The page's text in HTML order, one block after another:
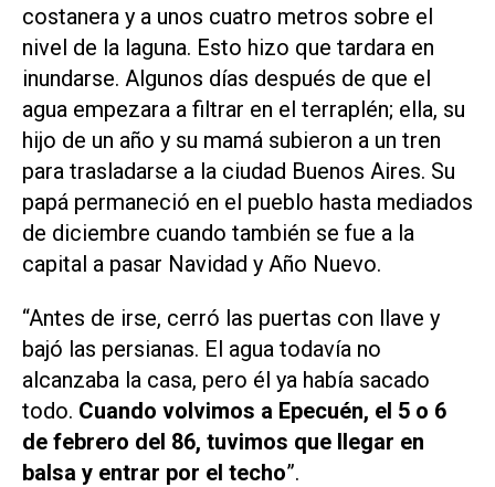
costanera y a unos cuatro metros sobre el
nivel de la laguna. Esto hizo que tardara en
inundarse. Algunos días después de que el
agua empezara a filtrar en el terraplén; ella, su
hijo de un año y su mamá subieron a un tren
para trasladarse a la ciudad Buenos Aires. Su
papá permaneció en el pueblo hasta mediados
de diciembre cuando también se fue a la
capital a pasar Navidad y Año Nuevo.
“Antes de irse, cerró las puertas con llave y
bajó las persianas. El agua todavía no
alcanzaba la casa, pero él ya había sacado
todo. Cuando volvimos a Epecuén, el 5 o 6
de febrero del 86, tuvimos que llegar en
balsa y entrar por el techo”.